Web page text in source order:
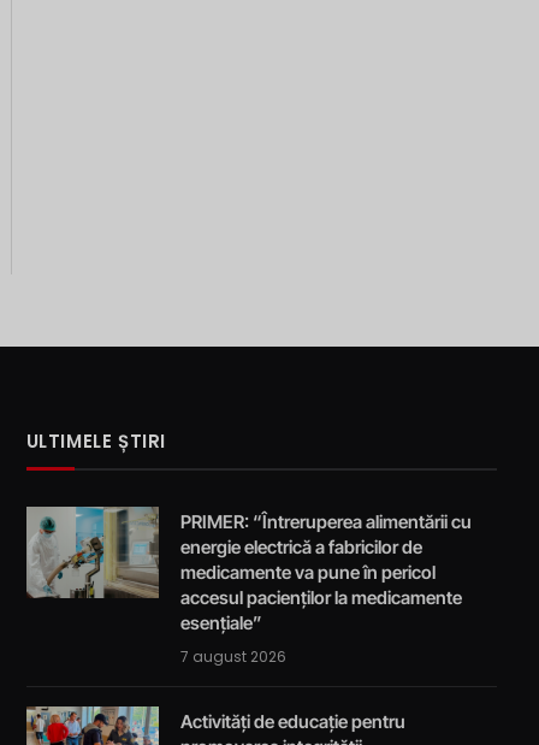
ULTIMELE ȘTIRI
PRIMER: “Întreruperea alimentării cu
energie electrică a fabricilor de
medicamente va pune în pericol
accesul pacienților la medicamente
esențiale”
7 august 2026
Activități de educație pentru